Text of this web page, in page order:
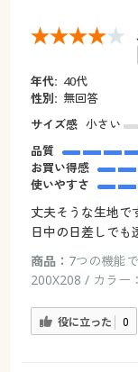
年代: 40代
性別: 無回答
サイズ感 小さい
品質
お買い得感
使いやすさ
丈夫そうな生地で
日中の日差しでも
商品： 7つの機能
200X208 / カラー
役に立った 0